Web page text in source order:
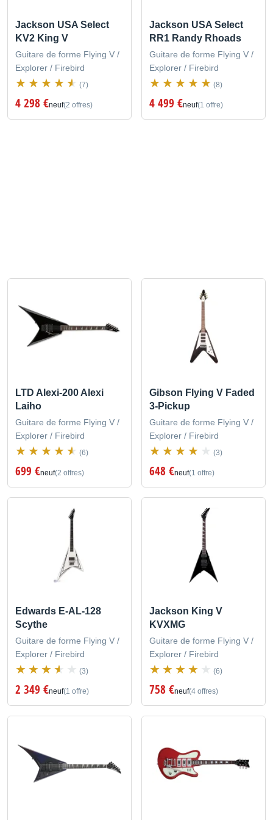
Jackson USA Select
KV2 King V
Guitare de forme Flying V /
Explorer / Firebird
(7)
4 298 €neuf(2 offres)
Jackson USA Select
RR1 Randy Rhoads
Guitare de forme Flying V /
Explorer / Firebird
(8)
4 499 €neuf(1 offre)
LTD Alexi-200 Alexi
Laiho
Guitare de forme Flying V /
Explorer / Firebird
(6)
699 €neuf(2 offres)
Gibson Flying V Faded
3-Pickup
Guitare de forme Flying V /
Explorer / Firebird
(3)
648 €neuf(1 offre)
Edwards E-AL-128
Scythe
Guitare de forme Flying V /
Explorer / Firebird
(3)
2 349 €neuf(1 offre)
Jackson King V
KVXMG
Guitare de forme Flying V /
Explorer / Firebird
(6)
758 €neuf(4 offres)